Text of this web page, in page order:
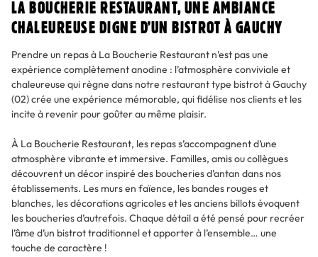
LA BOUCHERIE RESTAURANT, UNE AMBIANCE
CHALEUREUSE DIGNE D’UN BISTROT À GAUCHY
Prendre un repas à La Boucherie Restaurant n’est pas une
expérience complètement anodine : l’atmosphère conviviale et
chaleureuse qui règne dans notre restaurant type bistrot à Gauchy
(02) crée une expérience mémorable, qui fidélise nos clients et les
incite à revenir pour goûter au même plaisir.
À La Boucherie Restaurant, les repas s’accompagnent d’une
atmosphère vibrante et immersive. Familles, amis ou collègues
découvrent un décor inspiré des boucheries d’antan dans nos
établissements. Les murs en faïence, les bandes rouges et
blanches, les décorations agricoles et les anciens billots évoquent
les boucheries d’autrefois. Chaque détail a été pensé pour recréer
l’âme d’un bistrot traditionnel et apporter à l’ensemble… une
touche de caractère !